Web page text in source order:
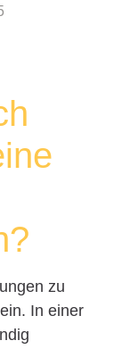
zu
In einer